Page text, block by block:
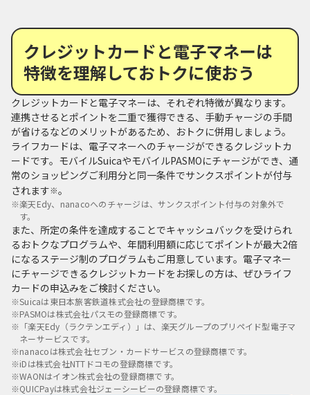
クレジットカードと電子マネーは
特徴を理解しておトクに使おう
クレジットカードと電子マネーは、それぞれ特徴が異なります。
連携させるとポイントを二重で獲得できる、手動チャージの手間
が省けるなどのメリットがあるため、おトクに併用しましょう。
ライフカードは、電子マネーへのチャージができるクレジットカ
ードです。モバイルSuicaやモバイルPASMOにチャージができ、通
常のショッピングご利用分と同一条件でサンクスポイントが付与
されます※。
※楽天Edy、nanacoへのチャージは、サンクスポイント付与の対象外で
す。
また、所定の条件を達成することでキャッシュバックを受けられ
るおトクなプログラムや、年間利用額に応じてポイントが最大2倍
になるステージ制のプログラムもご用意しています。電子マネー
にチャージできるクレジットカードをお探しの方は、ぜひライフ
カードの申込みをご検討ください。
※Suicaは東日本旅客鉄道株式会社の登録商標です。
※PASMOは株式会社パスモの登録商標です。
※ 「楽天Edy（ラクテンエディ）」は、楽天グループのプリペイド型電子マ
ネーサービスです。
※nanacoは株式会社セブン・カードサービスの登録商標です。
※iDは株式会社NTTドコモの登録商標です。
※WAONはイオン株式会社の登録商標です。
※QUICPayは株式会社ジェーシービーの登録商標です。